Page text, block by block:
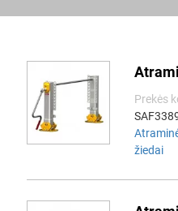
Prekės
žiedai